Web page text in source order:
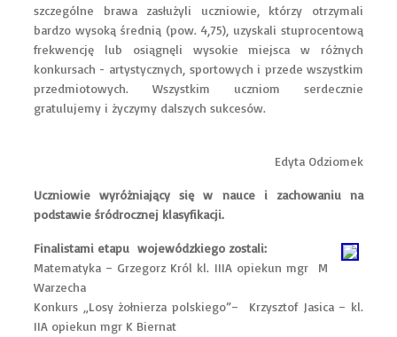
szczególne brawa zasłużyli uczniowie, którzy otrzymali
bardzo wysoką średnią (pow. 4,75), uzyskali stuprocentową
frekwencję lub osiągnęli wysokie miejsca w różnych
konkursach - artystycznych, sportowych i przede wszystkim
przedmiotowych. Wszystkim uczniom serdecznie
gratulujemy i życzymy dalszych sukcesów.
Edyta Odziomek
Uczniowie wyróżniający się w nauce i zachowaniu na
podstawie śródrocznej klasyfikacji.
Finalistami etapu wojewódzkiego zostali:
Matematyka – Grzegorz Król kl. IIIA opiekun mgr M
Warzecha
Konkurs „Losy żołnierza polskiego”– Krzysztof Jasica – kl.
IIA opiekun mgr K Biernat